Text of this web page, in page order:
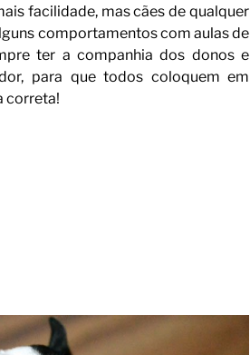
facilidade, mas cães de qualquer
comportamentos com aulas de
ter a companhia dos donos e
para que todos coloquem em
correta!